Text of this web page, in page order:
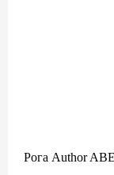
Рога Author